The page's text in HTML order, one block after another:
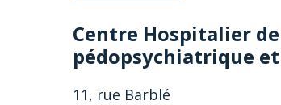
Centre Hospitalier
pédopsychiatrique
11, rue Barblé